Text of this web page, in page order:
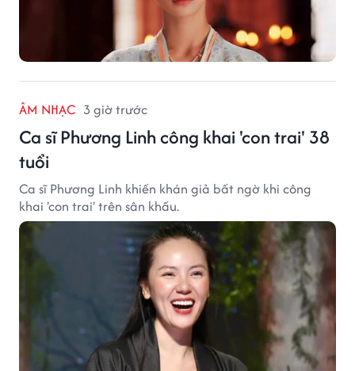
ÂM NHẠC 3 giờ trước
Ca sĩ Phương Linh công khai 'con trai' 38
tuổi
Ca sĩ Phương Linh khiến khán giả bất ngờ khi công
khai 'con trai' trên sân khấu.